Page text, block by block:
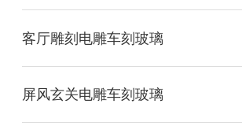
客厅雕刻电雕车刻玻璃
屏风玄关电雕车刻玻璃